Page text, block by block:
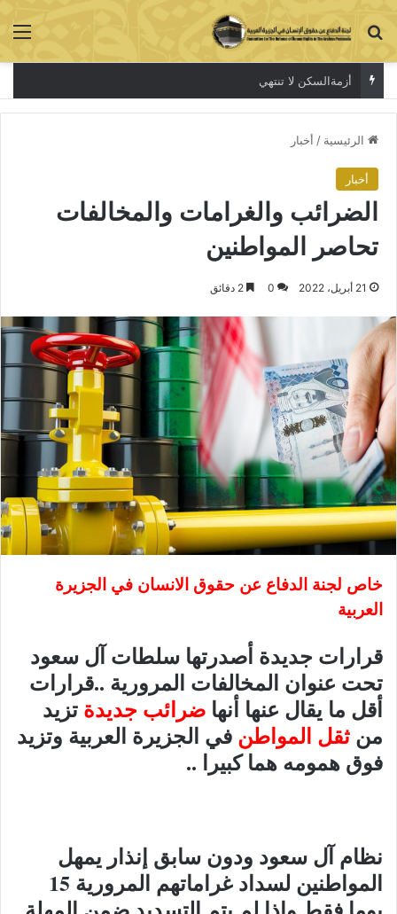
بحث عن
أزمةالسكن لا تنتهي
الرئيسية / أخبار
أخبار
الضرائب والغرامات والمخالفات
تحاصر المواطنين
21 أبريل، 2022 0
خاص لجنة الدفاع عن حقوق الانسان في الجزيرة
العربية
قرارات جديدة أصدرتها سلطات آل سعود
تحت عنوان المخالفات المرورية ..قرارات
أقل ما يقال عنها أنها ضرائب جديدة تزيد
من ثقل المواطن في الجزيرة العربية وتزيد
فوق همومه هما كبيرا ..
نظام آل سعود ودون سابق إنذار يمهل
المواطنين لسداد غراماتهم المرورية 15